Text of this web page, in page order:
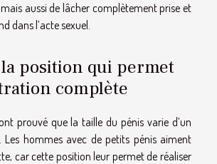
aussi de lâcher complètement prise et
dans l’acte sexuel.
position qui permet
complète
prouvé que la taille du pénis varie d’un
Les hommes avec de petits pénis aiment
car cette position leur permet de réaliser